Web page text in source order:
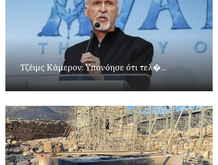
Τζέιμς Κάμερον: Υπονόησε ότι τελ�...